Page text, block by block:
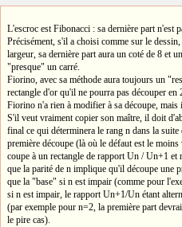
L'escroc est Fibonacci : sa dernière part n'est
Précisément, s'il a choisi comme sur le
largeur, sa dernière part aura un coté de 8 et
"presque" un carré.
Fiorino, avec sa méthode aura toujours un
rectangle d'or qu'il ne pourra pas découper en
Fiorino n'a rien à modifier à sa découpe,
S'il veut vraiment copier son maître, il doit
final ce qui déterminera le rang n dans la
première découpe (là où le défaut est le
coupe à un rectangle de rapport Un / Un+1
que la parité de n implique qu'il découpe une
que la "base" si n est impair (comme pour
si n est impair, le rapport Un+1/Un étant
(par exemple pour n=2, la première part
le pire cas).